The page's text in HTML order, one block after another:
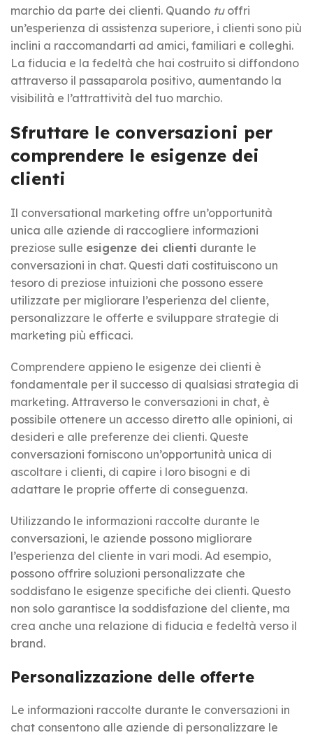
marchio da parte dei clienti. Quando tuoffri
un’esperienza di assistenza superiore, i clienti sono più
inclini a raccomandarti ad amici, familiari e colleghi.
La fiducia e la fedeltà che hai costruito si diffondono
attraverso il passaparola positivo, aumentando la
visibilità e l’attrattività del tuo marchio.
Sfruttare le conversazioni per
comprendere le esigenze dei
clienti
Il conversational marketing offre un’opportunità
unica alle aziende di raccogliere informazioni
preziose sulle esigenze dei clienti durante le
conversazioni in chat. Questi dati costituiscono un
tesoro di preziose intuizioni che possono essere
utilizzate per migliorare l’esperienza del cliente,
personalizzare le offerte e sviluppare strategie di
marketing più efficaci.
Comprendere appieno le esigenze dei clienti è
fondamentale per il successo di qualsiasi strategia di
marketing. Attraverso le conversazioni in chat, è
possibile ottenere un accesso diretto alle opinioni, ai
desideri e alle preferenze dei clienti. Queste
conversazioni forniscono un’opportunità unica di
ascoltare i clienti, di capire i loro bisogni e di
adattare le proprie offerte di conseguenza.
Utilizzando le informazioni raccolte durante le
conversazioni, le aziende possono migliorare
l’esperienza del cliente in vari modi. Ad esempio,
possono offrire soluzioni personalizzate che
soddisfano le esigenze specifiche dei clienti. Questo
non solo garantisce la soddisfazione del cliente, ma
crea anche una relazione di fiducia e fedeltà verso il
brand.
Personalizzazione delle offerte
Le informazioni raccolte durante le conversazioni in
chat consentono alle aziende di personalizzare le